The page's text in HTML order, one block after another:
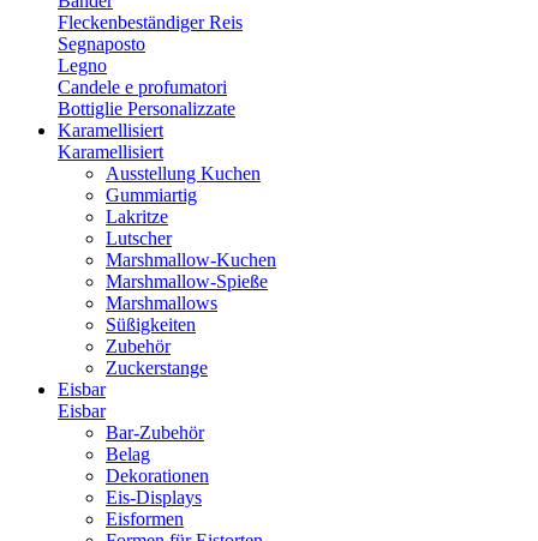
Fleckenbeständiger Reis
Segnaposto
Legno
Candele e profumatori
Bottiglie Personalizzate
Karamellisiert
Karamellisiert
Ausstellung Kuchen
Gummiartig
Lakritze
Lutscher
Marshmallow-Kuchen
Marshmallow-Spieße
Marshmallows
Süßigkeiten
Zubehör
Zuckerstange
Eisbar
Eisbar
Bar-Zubehör
Belag
Dekorationen
Eis-Displays
Eisformen